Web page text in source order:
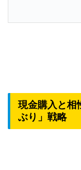
現金購入と相
ぶり」戦略